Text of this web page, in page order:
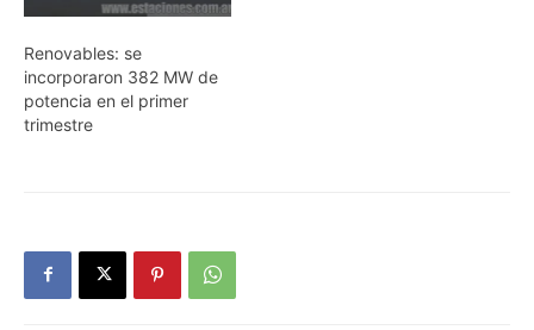
Renovables: se
incorporaron 382 MW de
potencia en el primer
trimestre